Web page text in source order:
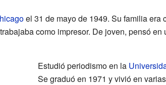
el 31 de mayo de 1949. Su familia era
como impresor. De joven, pensó en
Estudió periodismo en la
Se graduó en 1971 y vivió en